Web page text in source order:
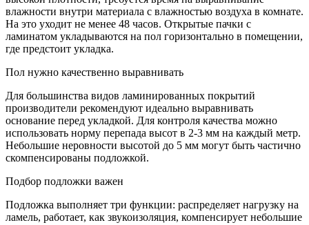
влажности внутри материала с влажностью воздуха в комнате.
На это уходит не менее 48 часов. Открытые пачки с
ламинатом укладываются на пол горизонтально в помещении,
где предстоит укладка.
Пол нужно качественно выравнивать
Для большинства видов ламинированных покрытий
производители рекомендуют идеально выравнивать
основание перед укладкой. Для контроля качества можно
использовать норму перепада высот в 2-3 мм на каждый метр.
Небольшие неровности высотой до 5 мм могут быть частично
скомпенсированы подложкой.
Подбор подложки важен
Подложка выполняет три функции: распределяет нагрузку на
ламель, работает, как звукоизоляция, компенсирует небольшие